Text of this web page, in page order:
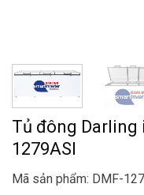
Tủ đông Darling
1279ASI
Mã sản phẩm: DMF-